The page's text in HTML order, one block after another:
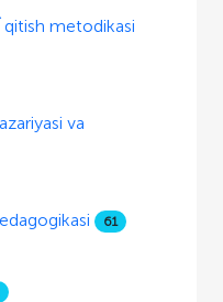
metodikasi
va
61